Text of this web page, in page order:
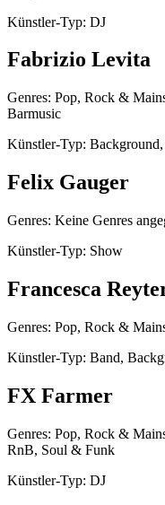
Künstler-Typ: DJ
Fabrizio Levita
Genres: Pop, Rock &
Barmusic
Künstler-Typ:
Felix Gauger
Genres: Keine Genres
Künstler-Typ: Show
Francesca
Genres: Pop, Rock &
Künstler-Typ: Band,
FX Farmer
Genres: Pop, Rock &
RnB, Soul & Funk
Künstler-Typ: DJ